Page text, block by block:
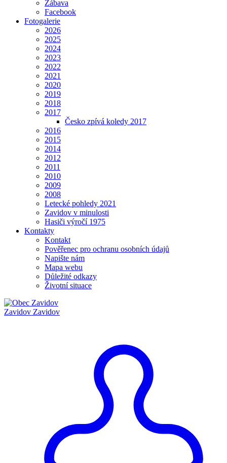
Zábava
Facebook
Fotogalerie
2026
2025
2024
2023
2022
2021
2020
2019
2018
2017
Česko zpívá koledy 2017
2016
2015
2014
2012
2011
2010
2009
2008
Letecké pohledy 2021
Zavidov v minulosti
Hasiči výročí 1975
Kontakty
Kontakt
Pověřenec pro ochranu osobních údajů
Napište nám
Mapa webu
Důležité odkazy
Životní situace
Zavidov Zavidov